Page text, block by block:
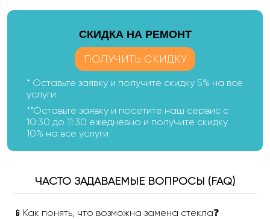
CКИДКА НА РЕМОНТ
ПОЛУЧИТЬ СКИДКУ
* Оставьте заявку и получите скидку 5% на все
услуги
**Оставьте заявку и посетите наш сервис с
10:30 до 11:30 ежедневно и получите скидку
10% на все услуги
ЧАСТО ЗАДАВАЕМЫЕ ВОПРОСЫ (FAQ)
📱Как понять, что возможна замена стекла❓